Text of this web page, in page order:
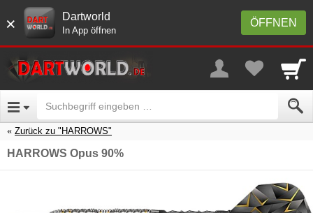
× ÖFFNEN
Dartworld
In App öffnen
Zurück zu "HARROWS"
HARROWS Opus 90%